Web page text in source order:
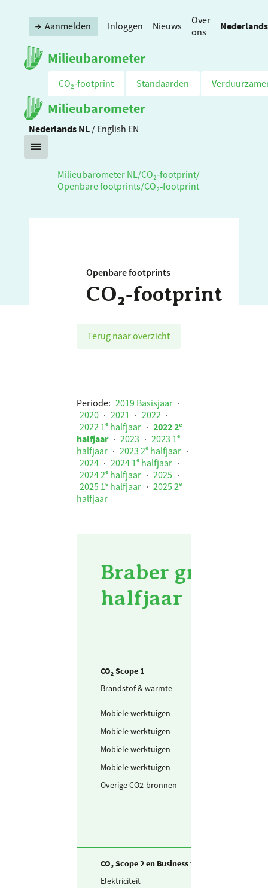
Milieubarometer
Aanmelden Inloggen Nieuws
Over
ons
Nederlands
CO₂‑footprint Standaarden
Milieubarometer
Nederlands NL / English EN
Milieubarometer NL /CO₂‑footprint/
Openbare footprints/CO₂‑footprint
Openbare footprints
CO₂‑footprint
Terug naar overzicht
Periode: 2019 Basisjaar ·
2020 · 2021 · 2022 ·
2022 1ᵉ halfjaar · 2022 2ᵉ
halfjaar · 2023 · 2023 1ᵉ
halfjaar · 2023 2ᵉ halfjaar ·
2024 · 2024 1ᵉ halfjaar ·
2024 2ᵉ halfjaar · 2025 ·
2025 1ᵉ halfjaar · 2025 2ᵉ
halfjaar
Braber
halfjaar
CO₂ Scope 1
Brandstof & warmte
Mobiele werktuigen
Mobiele werktuigen
Mobiele werktuigen
Mobiele werktuigen
Overige CO2-bronnen
CO₂ Scope 2 en Business travel
Elektriciteit